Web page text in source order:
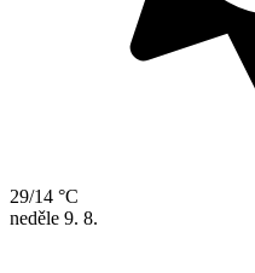
29/14 °C
neděle 9. 8.